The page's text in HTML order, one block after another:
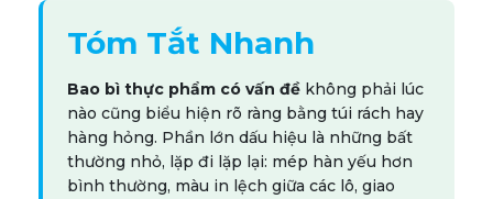
Tóm Tắt Nhanh
Bao bì thực phẩm có vấn đề không phải lúc
nào cũng biểu hiện rõ ràng bằng túi rách hay
hàng hỏng. Phần lớn dấu hiệu là những bất
thường nhỏ, lặp đi lặp lại: mép hàn yếu hơn
bình thường, màu in lệch giữa các lô, giao